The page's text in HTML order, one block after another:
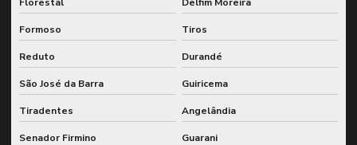
Formoso Tiros
Reduto Durandé
São José da Barra Guiricema
Tiradentes Angelândia
Senador Firmino Guarani